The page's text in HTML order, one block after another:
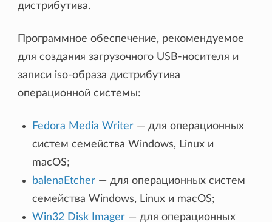
дистрибутива.
Программное обеспечение, рекомендуемое
для создания загрузочного USB-носителя и
записи iso-образа дистрибутива
операционной системы:
Fedora Media Writer — для операционных
систем семейства Windows, Linux и
macOS;
balenaEtcher — для операционных систем
семейства Windows, Linux и macOS;
Win32 Disk Imager — для операционных